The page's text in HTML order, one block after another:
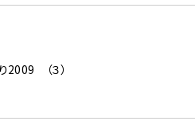
Follow
2009 （３）